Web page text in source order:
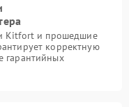
Kitfort и прошедшие
корректную
гарантийных